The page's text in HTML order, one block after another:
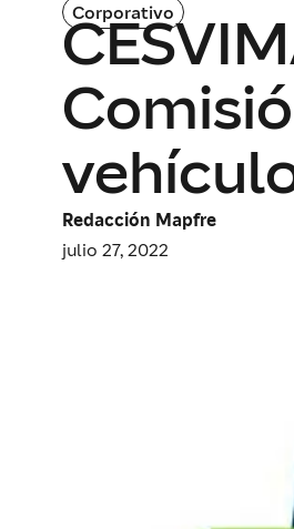
Corporativo
Redacción Mapfre
julio 27, 2022